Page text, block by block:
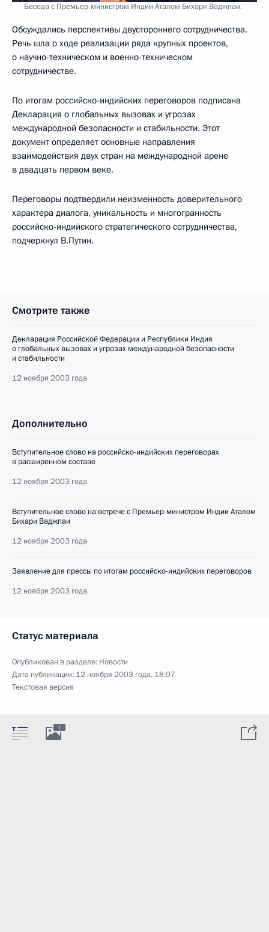
Беседа с Премьер-министром Индии Аталом Бихари Ваджпаи.
Обсуждались перспективы двустороннего сотрудничества.
Речь шла о ходе реализации ряда крупных проектов,
о научно-техническом и военно-техническом
сотрудничестве.
По итогам российско-индийских переговоров подписана
Декларация о глобальных вызовах и угрозах
международной безопасности и стабильности. Этот
документ определяет основные направления
взаимодействия двух стран на международной арене
в двадцать первом веке.
Переговоры подтвердили неизменность доверительного
характера диалога, уникальность и многогранность
российско-индийского стратегического сотрудничества,
подчеркнул В.Путин.
Смотрите также
Декларация Российской Федерации и Республики Индия
о глобальных вызовах и угрозах международной безопасности
и стабильности
12 ноября 2003 года
Дополнительно
Вступительное слово на российско-индийских переговорах
в расширенном составе
12 ноября 2003 года
Вступительное слово на встрече с Премьер-министром Индии Аталом
Бихари Ваджпаи
12 ноября 2003 года
Заявление для прессы по итогам российско-индийских переговоров
12 ноября 2003 года
Статус материала
Опубликован в разделе: Новости
Дата публикации: 12 ноября 2003 года, 18:07
Текстовая версия
1